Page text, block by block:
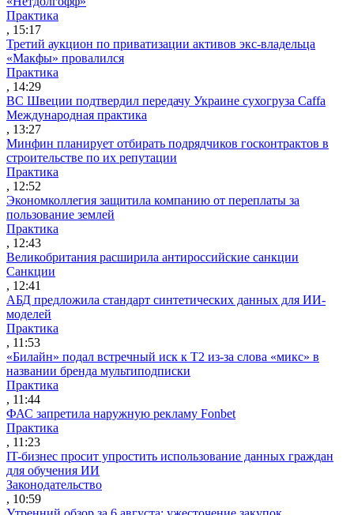
Практика
, 15:17
Третий аукцион по приватизации активов экс-владельца
«Макфы» провалился
Практика
, 14:29
ВС Швеции подтвердил передачу Украине сухогруза Caffa
Международная практика
, 13:27
Минфин планирует отбирать подрядчиков госконтрактов в
строительстве по их репутации
Практика
, 12:52
Экономколлегия защитила компанию от переплаты за
пользование землей
Практика
, 12:43
Великобритания расширила антироссийские санкции
Санкции
, 12:41
АБД предложила стандарт синтетических данных для ИИ-
моделей
Практика
, 11:53
«Билайн» подал встречный иск к Т2 из-за слова «микс» в
названии бренда мультиподписки
Практика
, 11:44
ФАС запретила наружную рекламу Fonbet
Практика
, 11:23
IT-бизнес просит упростить использование данных граждан
для обучения ИИ
Законодательство
, 10:59